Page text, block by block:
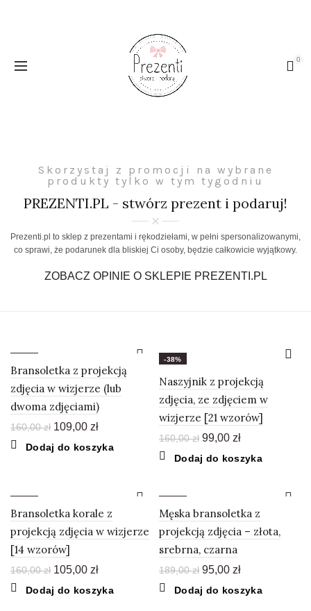
0
Skorzystaj z promocji na wybrane
produkty tylko w tym tygodniu
PREZENTI.PL - stwórz prezent i podaruj!
Prezenti.pl to sklep z prezentami i rękodziełami, w pełni spersonalizowanymi,
co sprawi, że podarunek dla bliskiej Ci osoby, będzie całkowicie wyjątkowy.
ZOBACZ OPINIE O SKLEPIE PREZENTI.PL
Bransoletka z projekcją
zdjęcia w wizjerze (lub
dwoma zdjęciami)
160,00zł Pierwotna
wynosiła:
109,00 złAktualna
wynosi:
Dodaj do koszyka
-38%
Naszyjnik z projekcją
zdjęcia, ze zdjęciem w
wizjerze [21 wzorów]
160,00zł Pierwotna
wynosiła:
99,00 złAktualna
wynosi:
Dodaj do koszyka
Bransoletka korale z
projekcją zdjęcia w wizjerze
[14 wzorów]
160,00zł Pierwotna
wynosiła:
105,00 złAktualna
wynosi:
Dodaj do koszyka
Męska bransoletka z
projekcją zdjęcia – złota,
srebrna, czarna
189,00zł Pierwotna
wynosiła:
95,00 złAktualna
wynosi:
Dodaj do koszyka